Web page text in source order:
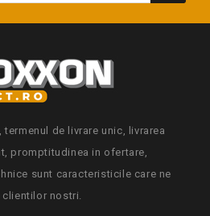
de livrare unic, livrarea
promptitudinea in ofertare,
sunt caracteristicile care ne
nostri.